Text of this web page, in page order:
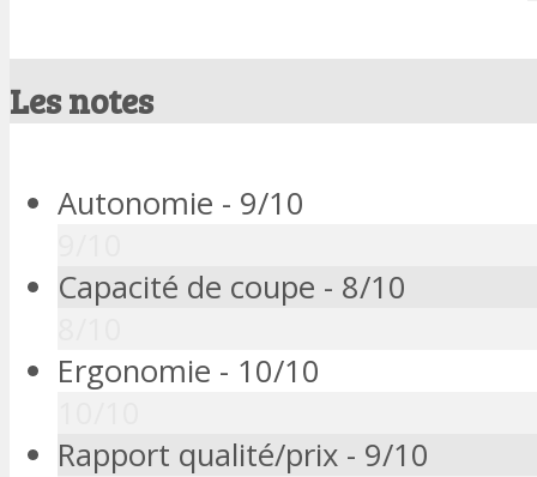
Les notes
Autonomie - 9/10
Capacité de coupe - 8/10
Ergonomie - 10/10
Rapport qualité/prix - 9/10